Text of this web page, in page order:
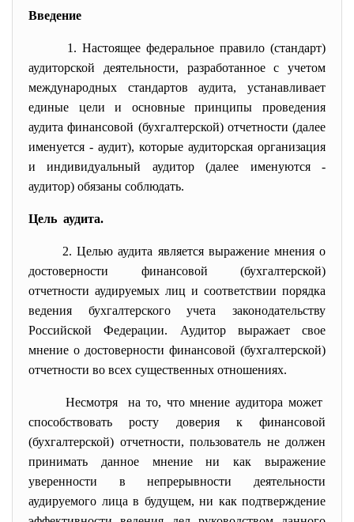
Введение
1. Настоящее федеральное правило (стандарт)
аудиторской деятельности, разработанное с учетом
международных стандартов аудита, устанавливает
единые цели и основные принципы проведения
аудита финансовой (бухгалтерской) отчетности (далее
именуется - аудит), которые аудиторская организация
и индивидуальный аудитор (далее именуются -
аудитор) обязаны соблюдать.
Цель аудита.
2. Целью аудита является выражение мнения о
достоверности финансовой (бухгалтерской)
отчетности аудируемых лиц и соответствии порядка
ведения бухгалтерского учета законодательству
Российской Федерации. Аудитор выражает свое
мнение о достоверности финансовой (бухгалтерской)
отчетности во всех существенных отношениях.
Несмотря на то, что мнение аудитора может
способствовать росту доверия к финансовой
(бухгалтерской) отчетности, пользователь не должен
принимать данное мнение ни как выражение
уверенности в непрерывности деятельности
аудируемого лица в будущем, ни как подтверждение